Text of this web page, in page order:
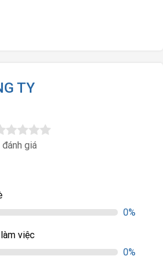
TY
đánh giá
0%
việc
0%